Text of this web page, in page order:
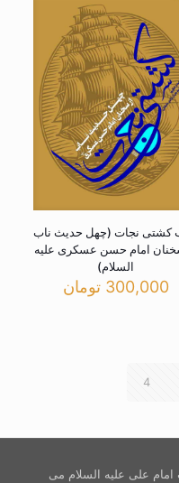
کشتی نجات (چهل حدیث ناب
امام حسن عسکری علیه
السلام)
300,000 تومان
4
علی علیه السلام می